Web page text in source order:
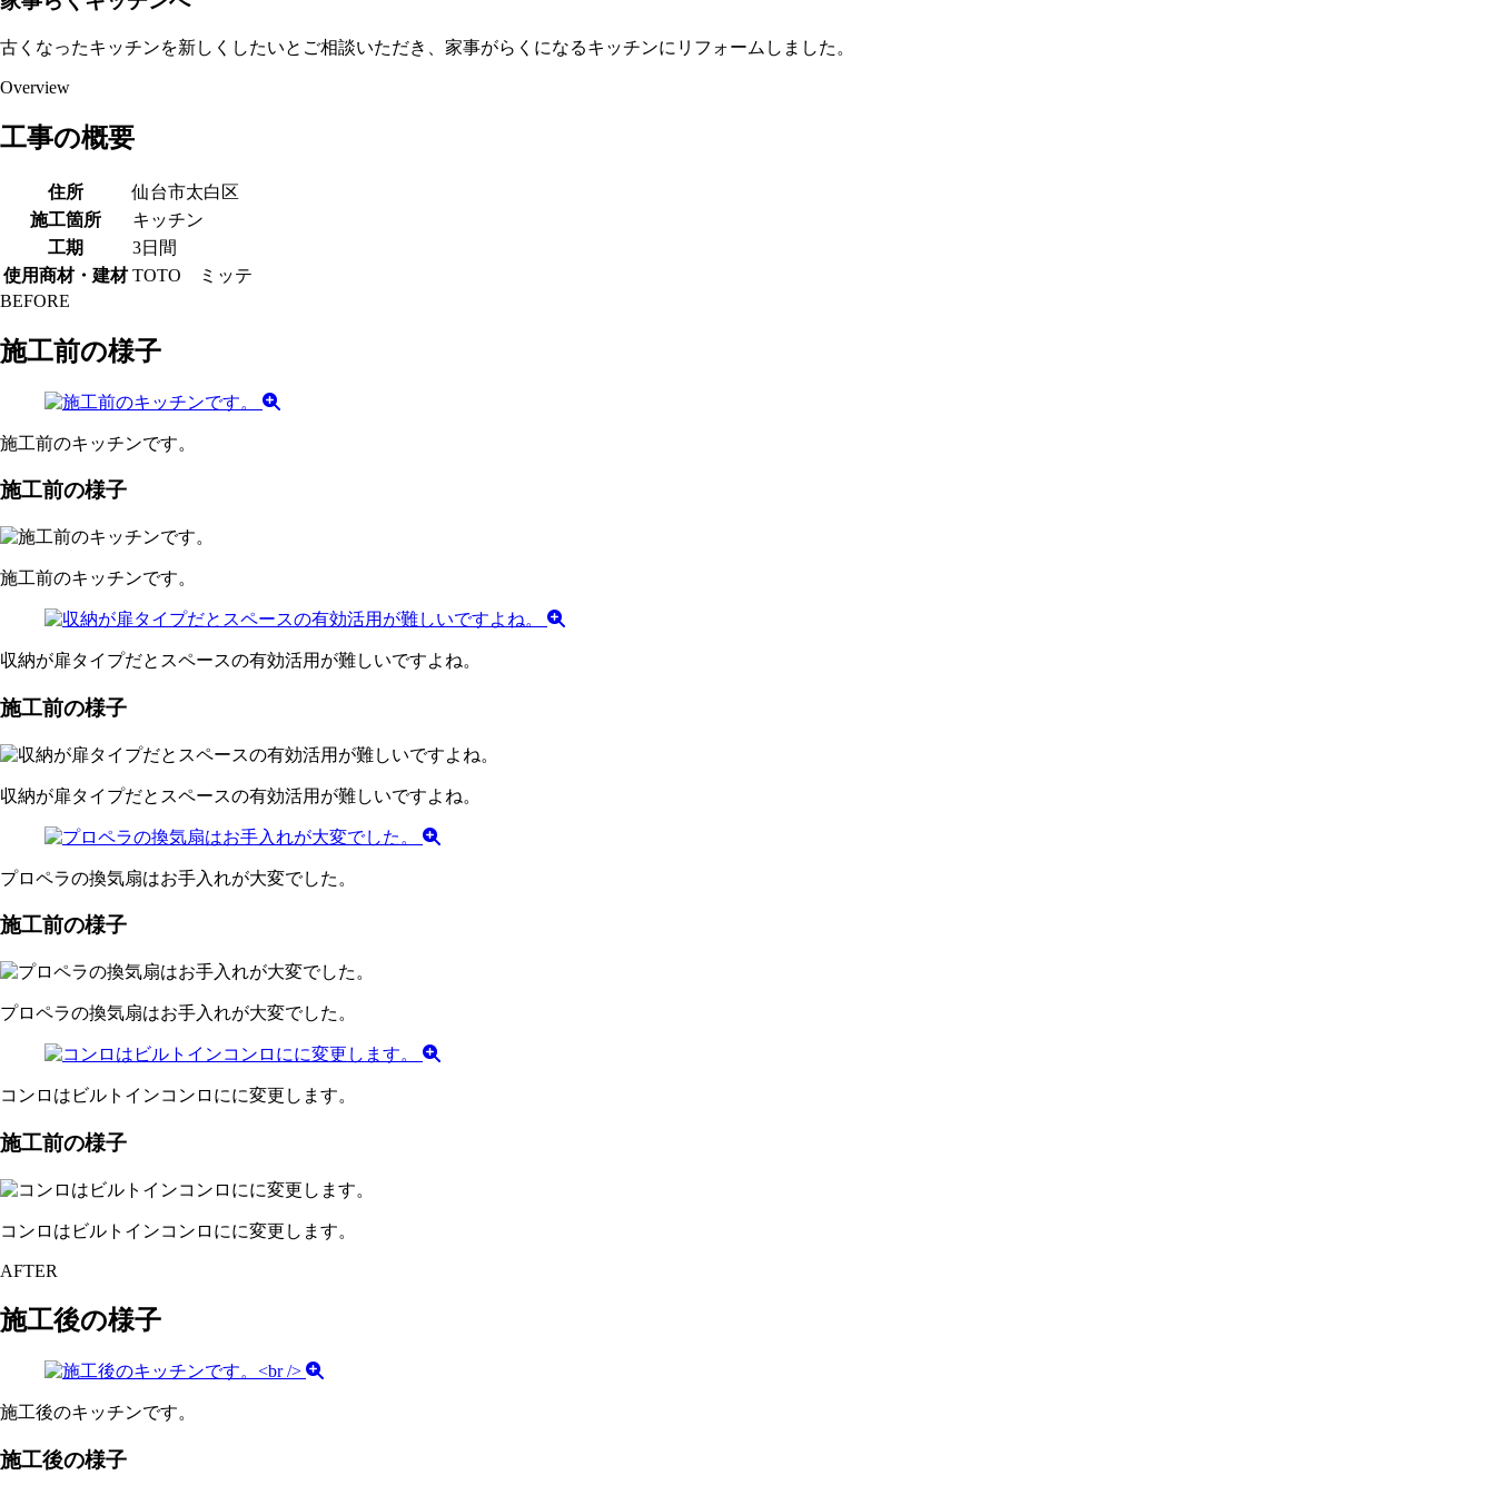
古くなったキッチンを新しくしたいとご相談いただき、家事がらくになるキッチンにリフォームしました。
Overview
工事の概要
住所
仙台市太白区
施工箇所
キッチン
工期
3日間
使用商材・建材 TOTO ミッテ
BEFORE
施工前の様子
施工前のキッチンです。
施工前の様子
施工前のキッチンです。
収納が扉タイプだとスペースの有効活用が難しいですよね。
施工前の様子
収納が扉タイプだとスペースの有効活用が難しいですよね。
プロペラの換気扇はお手入れが大変でした。
施工前の様子
プロペラの換気扇はお手入れが大変でした。
コンロはビルトインコンロにに変更します。
施工前の様子
コンロはビルトインコンロにに変更します。
AFTER
施工後の様子
施工後のキッチンです。
施工後の様子